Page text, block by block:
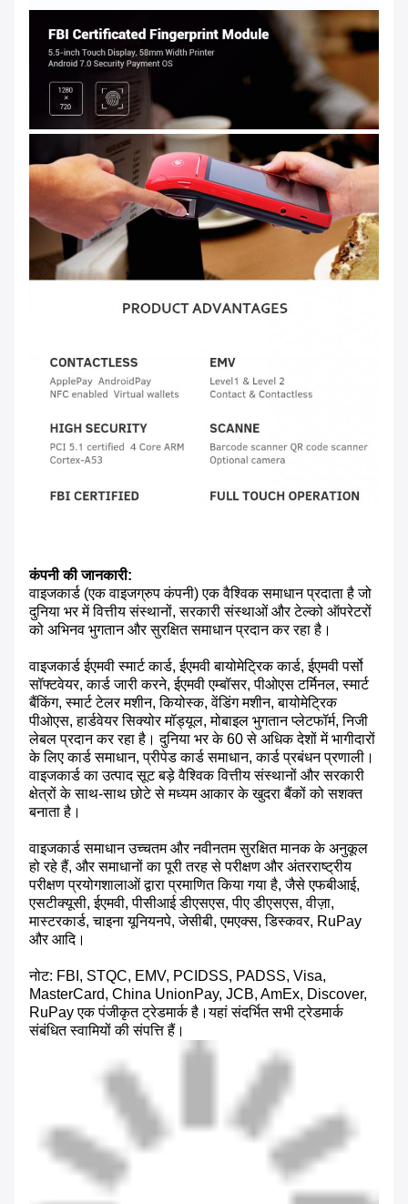
कंपनी की जानकारी:
वाइजकार्ड (एक वाइजग्रुप कंपनी) एक वैश्विक समाधान प्रदाता है जो
दुनिया भर में वित्तीय संस्थानों, सरकारी संस्थाओं और टेल्को ऑपरेटरों
को अभिनव भुगतान और सुरक्षित समाधान प्रदान कर रहा है।
वाइजकार्ड ईएमवी स्मार्ट कार्ड, ईएमवी बायोमेट्रिक कार्ड, ईएमवी पर्सो
सॉफ्टवेयर, कार्ड जारी करने, ईएमवी एम्बॉसर, पीओएस टर्मिनल, स्मार्ट
बैंकिंग, स्मार्ट टेलर मशीन, कियोस्क, वेंडिंग मशीन, बायोमेट्रिक
पीओएस, हार्डवेयर सिक्योर मॉड्यूल, मोबाइल भुगतान प्लेटफॉर्म, निजी
लेबल प्रदान कर रहा है। दुनिया भर के 60 से अधिक देशों में भागीदारों
के लिए कार्ड समाधान, प्रीपेड कार्ड समाधान, कार्ड प्रबंधन प्रणाली।
वाइजकार्ड का उत्पाद सूट बड़े वैश्विक वित्तीय संस्थानों और सरकारी
क्षेत्रों के साथ-साथ छोटे से मध्यम आकार के खुदरा बैंकों को सशक्त
बनाता है।
वाइजकार्ड समाधान उच्चतम और नवीनतम सुरक्षित मानक के अनुकूल
हो रहे हैं, और समाधानों का पूरी तरह से परीक्षण और अंतरराष्ट्रीय
परीक्षण प्रयोगशालाओं द्वारा प्रमाणित किया गया है, जैसे एफबीआई,
एसटीक्यूसी, ईएमवी, पीसीआई डीएसएस, पीए डीएसएस, वीज़ा,
मास्टरकार्ड, चाइना यूनियनपे, जेसीबी, एमएक्स, डिस्कवर, RuPay
और आदि।
नोट: FBI, STQC, EMV, PCIDSS, PADSS, Visa,
MasterCard, China UnionPay, JCB, AmEx, Discover,
RuPay एक पंजीकृत ट्रेडमार्क है।यहां संदर्भित सभी ट्रेडमार्क
संबंधित स्वामियों की संपत्ति हैं।